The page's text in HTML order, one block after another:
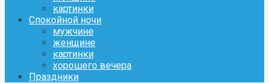
картинки
Спокойной ночи
мужчине
женщине
картинки
хорошего вечера
Праздники